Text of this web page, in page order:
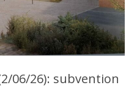
06/26): subvention